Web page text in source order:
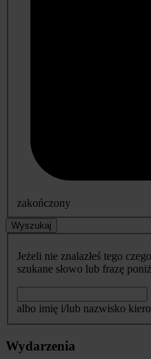
zakończony
Wyszukaj
Jeżeli nie znalazłeś tego
szukane słowo lub frazę
albo imię i/lub nazwisko
Wydarzenia